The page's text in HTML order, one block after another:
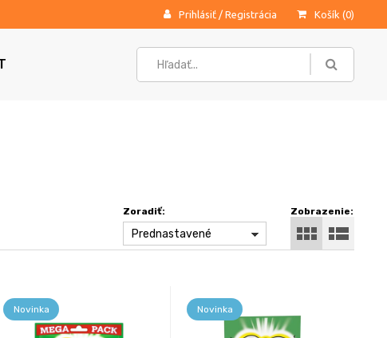
Prihlásiť / Registrácia Košík (0)
Zobrazenie:
Zoradiť:
Prednastavené
Novinka Novinka